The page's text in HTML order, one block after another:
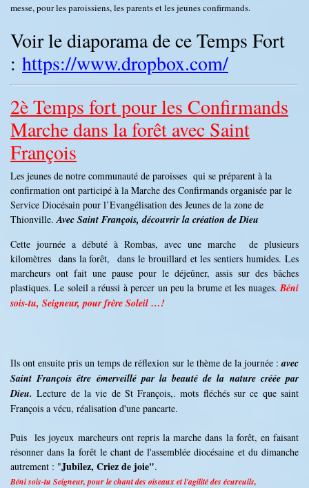
messe, pour les paroissiens, les parents et les jeunes confirmands.
Voir le diaporama de ce Temps Fort
: https://www.dropbox.com/
2è Temps fort pour les Confirmands
Marche dans la forêt avec Saint
François
Les jeunes de notre communauté de paroisses qui se préparent à la
confirmation ont participé à la Marche des Confirmands organisée par le
Service Diocésain pour l’Evangélisation des Jeunes de la zone de
Thionville. Avec Saint François, découvrir la création de Dieu
Cette journée a débuté à Rombas, avec une marche de plusieurs
kilomètres dans la forêt, dans le brouillard et les sentiers humides. Les
marcheurs ont fait une pause pour le déjeûner, assis sur des bâches
plastiques. Le soleil a réussi à percer un peu la brume et les nuages. Béni
sois-tu, Seigneur, pour frère Soleil …!
Ils ont ensuite pris un temps de réflexion sur le thème de la journée :avec
Saint François être émerveillé par la beauté de la nature créée par
Dieu.Lecture de la vie de St François,. mots fléchés sur ce que saint
François a vécu, réalisation d'une pancarte.
Puis les joyeux marcheurs ont repris la marche dans la forêt, en faisant
résonner dans la forêt le chant de l'assemblée diocésaine et du dimanche
autrement : "Jubilez, Criez de joie".
Béni sois-tu Seigneur, pour le chant des oiseaux et l'agilité des écureuils,